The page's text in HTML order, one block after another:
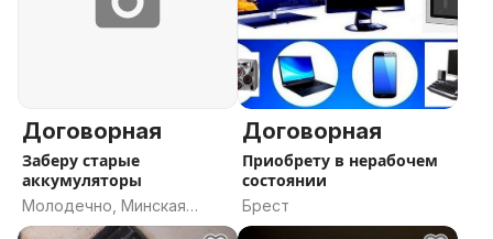
Договорная
Заберу старые
аккумуляторы
Молодечно, Минская
область
Договорная
Приобрету в нерабочем
состоянии
Брест